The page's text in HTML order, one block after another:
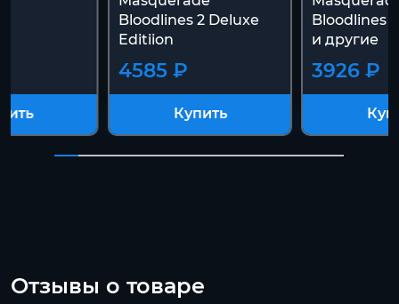
Bloodlines 2 Deluxe
Editiion
4585 ₽
Купить
Bloodlines
и другие
3926 ₽
Отзывы о товаре